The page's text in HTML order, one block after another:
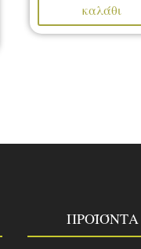
καλάθι
ΠΡΟΪΌΝΤΑ